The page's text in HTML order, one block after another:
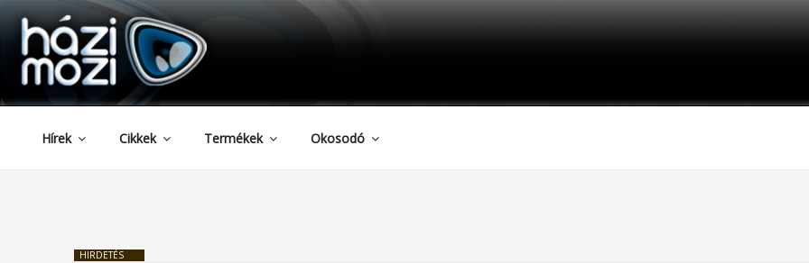
Tartalomhoz
HAZIMOZI
Hírek Cikkek Termékek Okosodó
HIRDETÉS